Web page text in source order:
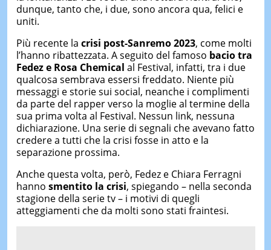
dunque, tanto che, i due, sono ancora qua, felici e
uniti.
Più recente la crisi post-Sanremo 2023, come molti
l’hanno ribattezzata. A seguito del famoso bacio tra
Fedez e Rosa Chemical al Festival, infatti, tra i due
qualcosa sembrava essersi freddato. Niente più
messaggi e storie sui social, neanche i complimenti
da parte del rapper verso la moglie al termine della
sua prima volta al Festival. Nessun link, nessuna
dichiarazione. Una serie di segnali che avevano fatto
credere a tutti che la crisi fosse in atto e la
separazione prossima.
Anche questa volta, però, Fedez e Chiara Ferragni
hanno smentito la crisi, spiegando – nella seconda
stagione della serie tv – i motivi di quegli
atteggiamenti che da molti sono stati fraintesi.